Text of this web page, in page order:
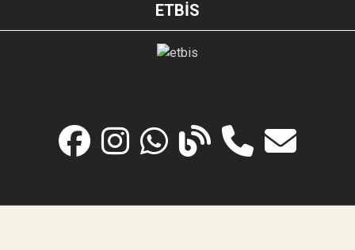
ETBİS